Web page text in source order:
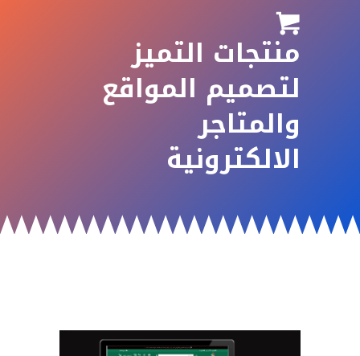

منتجات التميز
لتصميم المواقع
والمتاجر
الالكترونية